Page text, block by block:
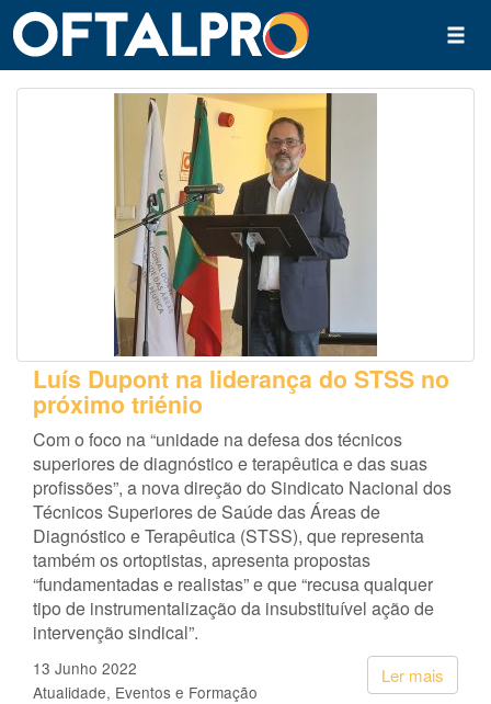
Luís Dupont na liderança do STSS no
próximo triénio
Com o foco na “unidade na defesa dos técnicos
superiores de diagnóstico e terapêutica e das suas
profissões”, a nova direção do Sindicato Nacional dos
Técnicos Superiores de Saúde das Áreas de
Diagnóstico e Terapêutica (STSS), que representa
também os ortoptistas, apresenta propostas
“fundamentadas e realistas” e que “recusa qualquer
tipo de instrumentalização da insubstituível ação de
intervenção sindical”.
Ler mais
13 Junho 2022
Atualidade Eventos e Formação